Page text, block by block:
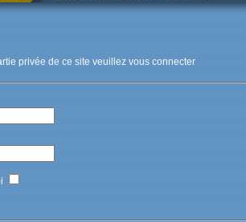
privée de ce site veuillez vous connecter